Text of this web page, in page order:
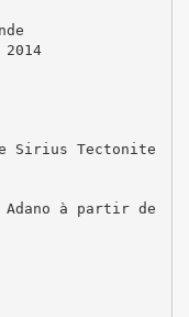
2014
Sirius Tectonite
Adano à partir de